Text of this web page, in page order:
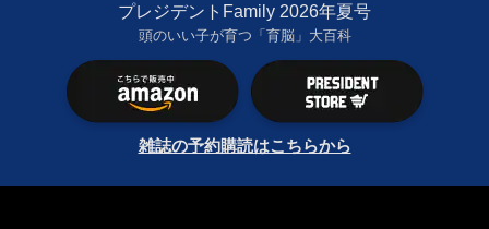
プレジデントFamily 2026年夏号
頭のいい子が育つ「育脳」大百科
雑誌の予約購読はこちらから